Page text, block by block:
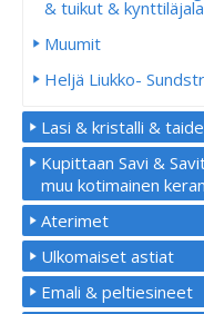
& tuikut &
Muumit
Heljä Liukko-
Lasi & kristalli &
Kupittaan Savi &
muu kotimainen
Aterimet
Ulkomaiset astiat
Emali & peltiesineet